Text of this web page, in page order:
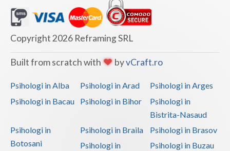
Copyright 2026 Reframing SRL
Built from scratch with byvCraft.ro
Psihologi in Alba Psihologi in Arad
Psihologi in Arges
Psihologi in Bacau
Psihologi in Bihor
Psihologi in
Bistrita-Nasaud
Psihologi in
Botosani
Psihologi in Braila
Psihologi in Brasov
Psihologi in
Psihologi in Buzau